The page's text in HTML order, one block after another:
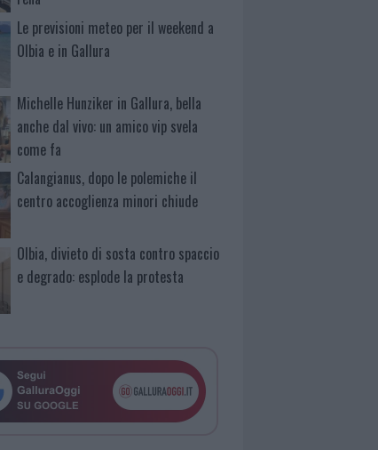
Le previsioni meteo per il weekend a
Olbia e in Gallura
Michelle Hunziker in Gallura, bella
anche dal vivo: un amico vip svela
come fa
Calangianus, dopo le polemiche il
centro accoglienza minori chiude
Olbia, divieto di sosta contro spaccio
e degrado: esplode la protesta